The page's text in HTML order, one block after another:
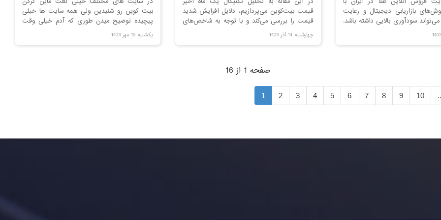
بازاریابی دیجیتال و رعایت
سودآوری بالایی داشته باشد.
مراحل کلیدی و چالش‌های این
کنید.
قیمت بیت‌کوین می‌پردازیم، دلایل افزایش شدید
قیمت را بررسی می‌کند و با توجه به شاخص‌های
موثر، پیش‌بینی‌هایی برای قیمت بیت‌کوین در
ماه‌های آتی ارائه می‌دهیم.
چهارشنبه 14 آذر 1403
بیت کوین رو شنیدین ولی همه سایت ها خیلی
پیچیده توضیح میدن طوری که آدم خیلی وقت
ها متوجه حرفشون نمیشه. در این مقاله فرض
کرده ایم که می خوایم معنی ماینینگ رو به یه
یکشنبه 15 مهر 1403
صفحه 1 از 16
1 2 3 4 5 6 7 8 9 10